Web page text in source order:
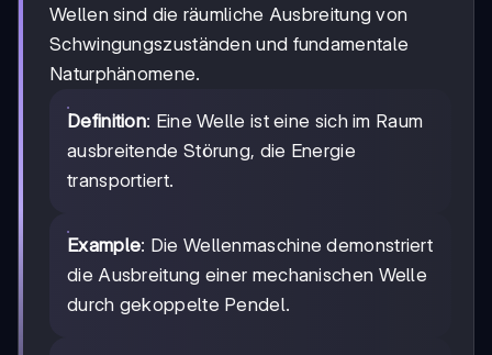
Wellen sind die räumliche Ausbreitung von
Schwingungszuständen und fundamentale
Naturphänomene.
Definition: Eine Welle ist eine sich im Raum
ausbreitende Störung, die Energie
transportiert.
Example: Die Wellenmaschine demonstriert
die Ausbreitung einer mechanischen Welle
durch gekoppelte Pendel.